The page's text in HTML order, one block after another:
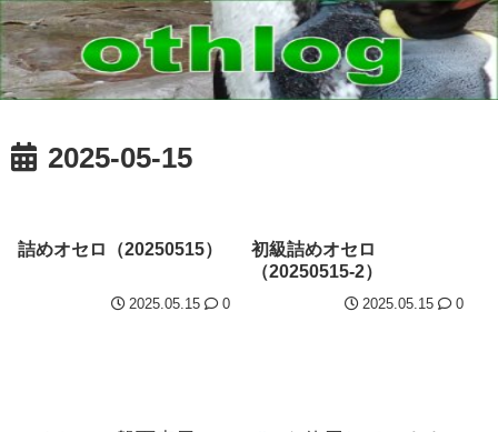
2025-05-15
詰めオセロ（20250515）
2025.05.15 0
初級詰めオセロ
（20250515-2）
2025.05.15 0